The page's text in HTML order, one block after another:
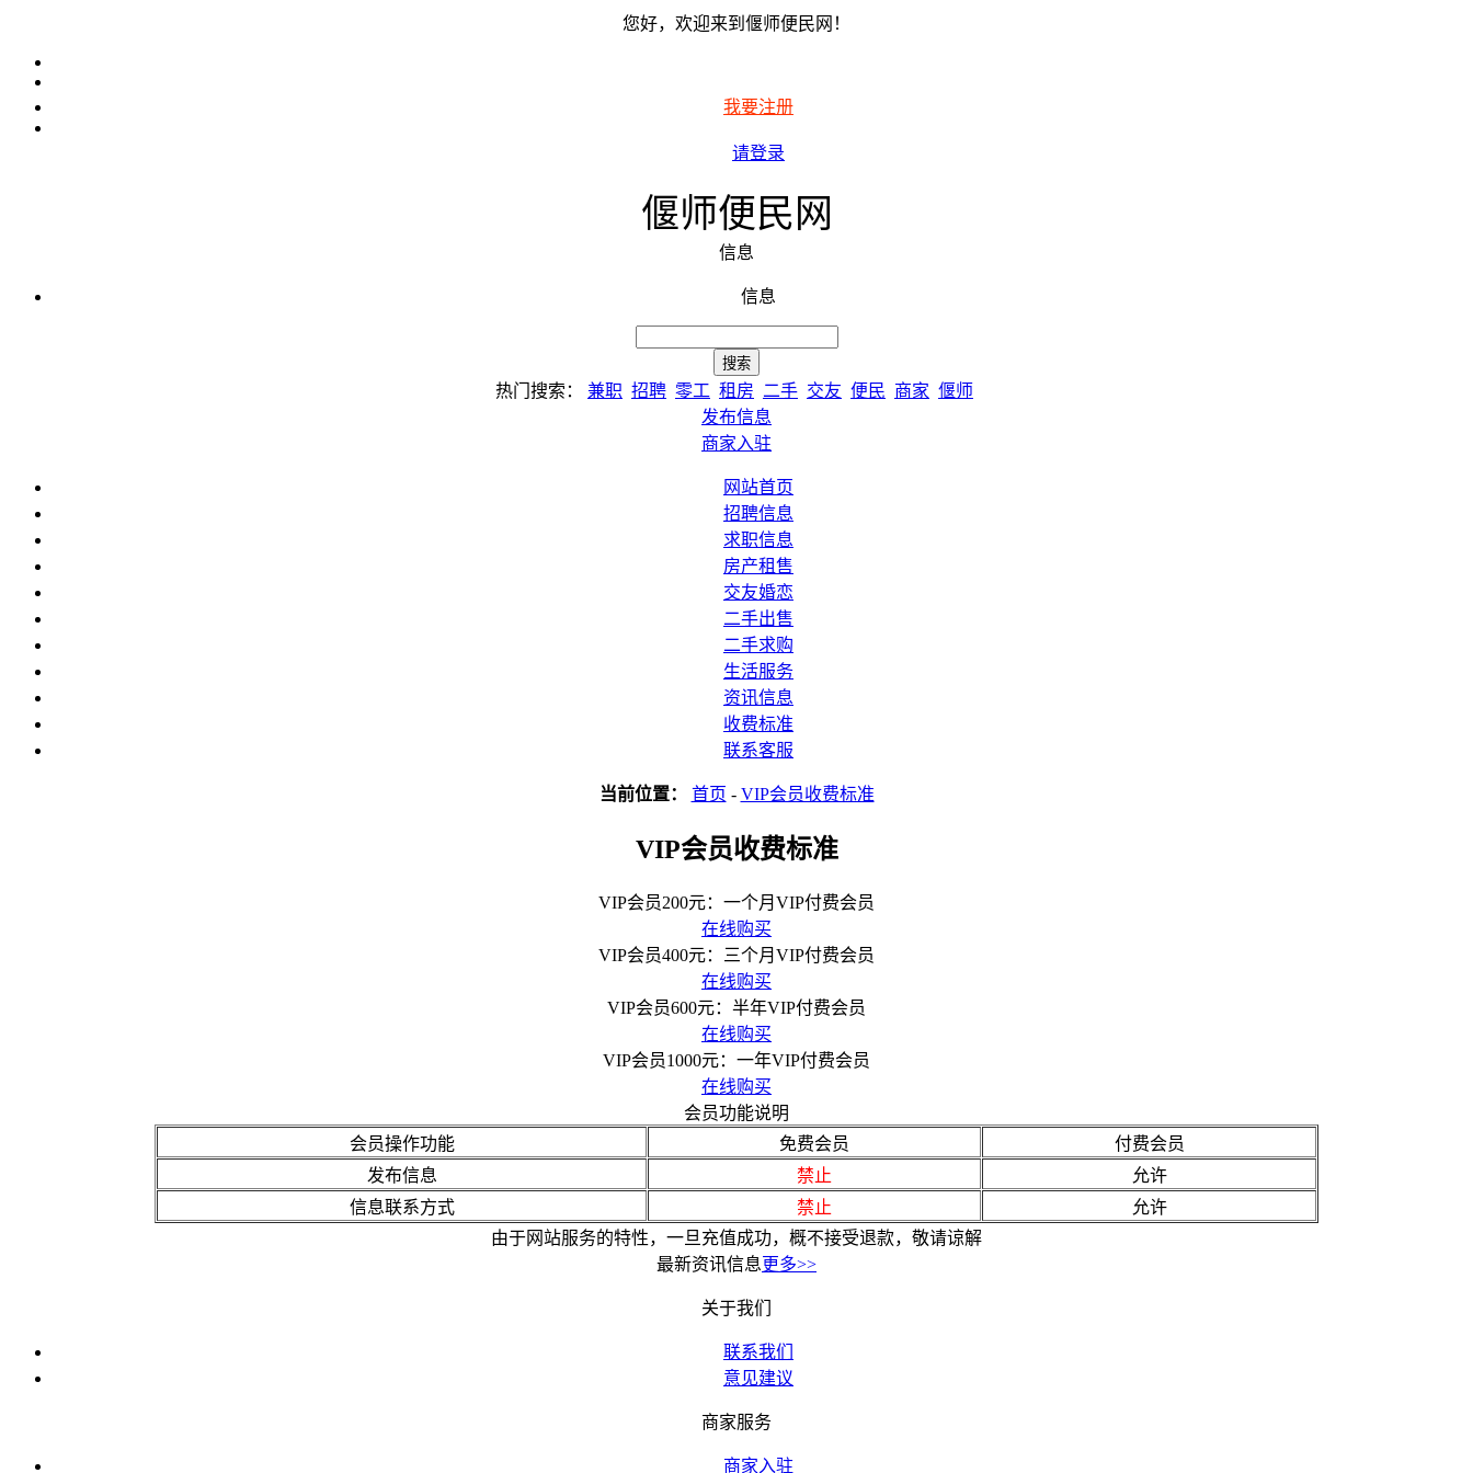
您好，欢迎来到偃师便民网！
我要注册
请登录
偃师便民网
信息
信息
热门搜索： 兼职 招聘 零工 租房 二手 交友 便民 商家 偃师
发布信息
商家入驻
网站首页
招聘信息
求职信息
房产租售
交友婚恋
二手出售
二手求购
生活服务
资讯信息
收费标准
联系客服
当前位置： 首页 - VIP会员收费标准
VIP会员收费标准
VIP会员200元：一个月VIP付费会员
在线购买
VIP会员400元：三个月VIP付费会员
在线购买
VIP会员600元：半年VIP付费会员
在线购买
VIP会员1000元：一年VIP付费会员
在线购买
会员功能说明
会员操作功能
免费会员
付费会员
发布信息
禁止
允许
信息联系方式
禁止
允许
由于网站服务的特性，一旦充值成功，概不接受退款，敬请谅解
最新资讯信息更多>>
关于我们
联系我们
意见建议
商家服务
商家入驻